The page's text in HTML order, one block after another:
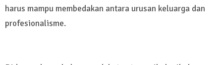
harus mampu membedakan antara urusan keluarga dan
profesionalisme.